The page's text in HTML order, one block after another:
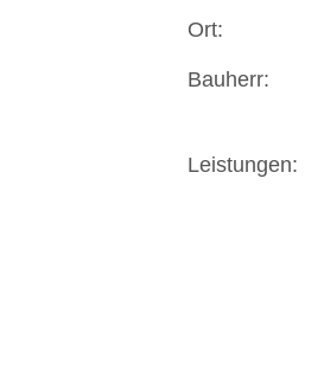
Ort:
Bauherr:
Leistungen: